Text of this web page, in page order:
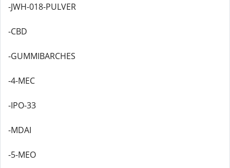
-JWH-018-PULVER
-CBD
-GUMMIBARCHES
-4-MEC
-IPO-33
-MDAI
-5-MEO